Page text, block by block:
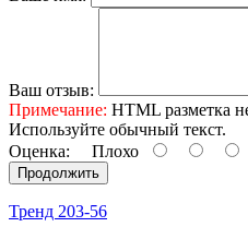
Ваш отзыв:
Примечание: HTML разметка
Используйте обычный текст.
Оценка: Плохо
Продолжить
Тренд 203-56